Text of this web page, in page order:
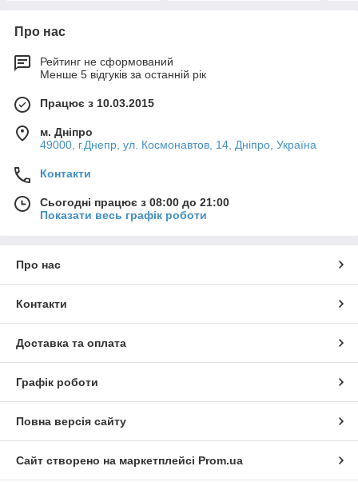
Про нас
Рейтинг не сформований
Менше 5 відгуків за останній рік
Працює з 10.03.2015
м. Дніпро
49000, г.Днепр, ул. Космонавтов, 14, Дніпро, Україна
Контакти
Сьогодні працює з 08:00 до 21:00
Показати весь графік роботи
Про нас
Контакти
Доставка та оплата
Графік роботи
Повна версія сайту
Сайт створено на маркетплейсі Prom.ua